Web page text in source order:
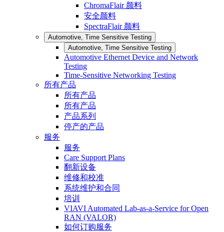
ChromaFlair 颜料
安全颜料
SpectraFlair 颜料
Automotive, Time Sensitive Testing
Automotive, Time Sensitive Testing
Automotive Ethernet Device and Network
Testing
Time-Sensitive Networking Testing
所有产品
所有产品
所有产品
产品系列
停产的产品
服务
服务
Care Support Plans
翻新设备
维修和校准
系统维护和合同
培训
VIAVI Automated Lab-as-a-Service for Open
RAN (VALOR)
如何订购服务